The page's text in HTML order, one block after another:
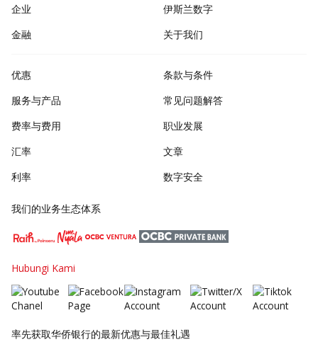
企业
伊斯兰数字
金融
关于我们
优惠
服务与产品
费率与费用
汇率
利率
条款与条件
常见问题解答
职业发展
文章
数字安全
我们的业务生态体系
Hubungi Kami
率先获取华侨银行的最新优惠与最佳礼遇